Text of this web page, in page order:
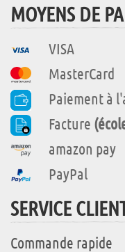
MOYENS DE
VISA
MasterCard
Paiement à
Facture
amazon pay
PayPal
SERVICE
Commande rapide